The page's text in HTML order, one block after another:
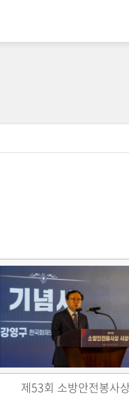
제53회 소방안전봉사